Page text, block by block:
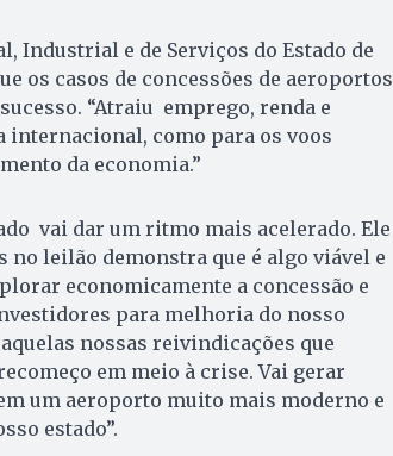
Industrial e de Serviços do Estado de
os casos de concessões de aeroportos
“Atraiu emprego, renda e
como para os voos
da economia.”
vai dar um ritmo mais acelerado. Ele
no leilão demonstra que é algo viável e
economicamente a concessão e
para melhoria do nosso
nossas reivindicações que
em meio à crise. Vai gerar
um aeroporto muito mais moderno e
estado”.